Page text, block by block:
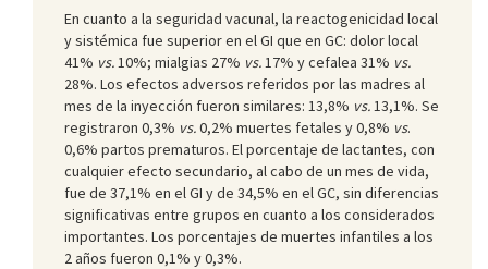
En cuanto a la seguridad vacunal, la reactogenicidad local
y sistémica fue superior en el GI que en GC: dolor local
41% vs. 10%; mialgias 27% vs. 17% y cefalea 31% vs.
28%. Los efectos adversos referidos por las madres al
mes de la inyección fueron similares: 13,8% vs. 13,1%. Se
registraron 0,3% vs.0,2% muertes fetales y 0,8% vs.
0,6% partos prematuros. El porcentaje de lactantes, con
cualquier efecto secundario, al cabo de un mes de vida,
fue de 37,1% en el GI y de 34,5% en el GC, sin diferencias
significativas entre grupos en cuanto a los considerados
importantes. Los porcentajes de muertes infantiles a los
2 años fueron 0,1% y 0,3%.